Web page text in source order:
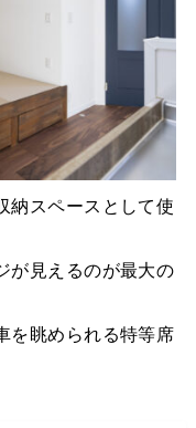
納スペースとして使
が見えるのが最大の
を眺められる特等席